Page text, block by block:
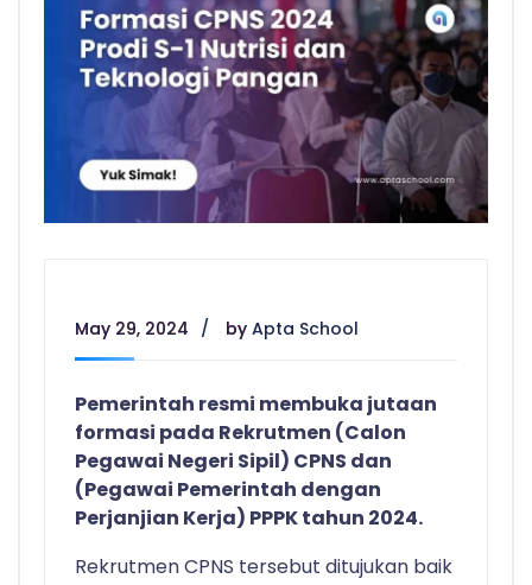
May 29, 2024 by Apta School
Pemerintah resmi membuka jutaan
formasi pada Rekrutmen (Calon
Pegawai Negeri Sipil) CPNS dan
(Pegawai Pemerintah dengan
Perjanjian Kerja) PPPK tahun 2024.
Rekrutmen CPNS tersebut ditujukan baik